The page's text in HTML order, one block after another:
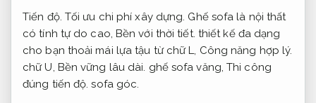
Tiến độ. Tối ưu chi phí xây dựng. Ghế sofa là nội thất
có tính tự do cao, Bền với thời tiết. thiết kế đa dạng
cho bạn thoải mái lựa tậu từ chữ L, Công năng hợp lý.
chữ U, Bền vững lâu dài. ghế sofa văng,Thi công
đúng tiến độ. sofa góc.